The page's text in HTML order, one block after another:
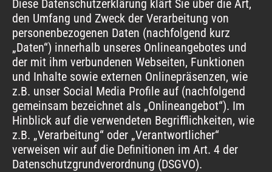
Diese Datenschutzerklärung klärt Sie über die Art,
den Umfang und Zweck der Verarbeitung von
personenbezogenen Daten (nachfolgend kurz
„Daten“) innerhalb unseres Onlineangebotes und
der mit ihm verbundenen Webseiten, Funktionen
und Inhalte sowie externen Onlinepräsenzen, wie
z.B. unser Social Media Profile auf (nachfolgend
gemeinsam bezeichnet als „Onlineangebot“). Im
Hinblick auf die verwendeten Begrifflichkeiten, wie
z.B. „Verarbeitung“ oder „Verantwortlicher“
verweisen wir auf die Definitionen im Art. 4 der
Datenschutzgrundverordnung (DSGVO).